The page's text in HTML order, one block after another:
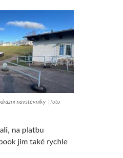
návštěvníky | foto
na platbu
jim také rychle